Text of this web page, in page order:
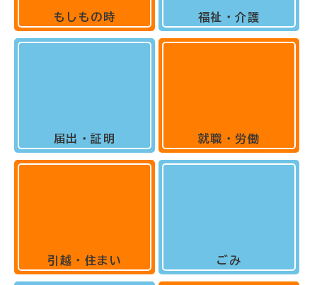
もしもの時
届出・証明
引越・住まい
福祉・介護
就職・労働
ごみ